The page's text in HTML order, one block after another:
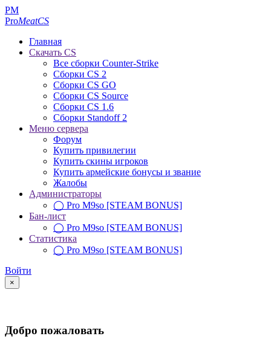
PM
ProMeatCS
Главная
Скачать CS
Все сборки Counter-Strike
Сборки CS 2
Сборки CS GO
Сборки CS Source
Сборки CS 1.6
Сборки Standoff 2
Меню сервера
Форум
Купить привилегии
Купить скины игроков
Купить армейские бонусы и звание
Жалобы
Администраторы
◯ Pro M9so [STEAM BONUS]
Бан-лист
◯ Pro M9so [STEAM BONUS]
Статистика
◯ Pro M9so [STEAM BONUS]
Войти
×
Добро пожаловать